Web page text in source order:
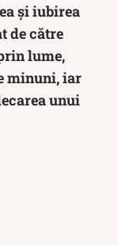
și iubirea
de către
lume,
minuni, iar
unui